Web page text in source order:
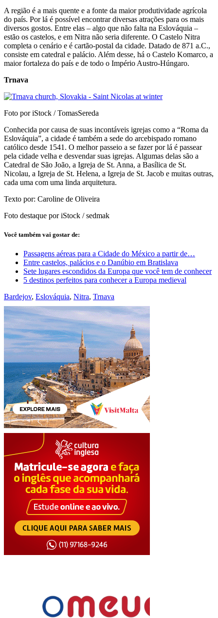
A região é a mais quente e a fonte da maior produtividade agrícola
do país. Por lá é possível encontrar diversas atrações para os mais
diversos gostos. Entre elas – algo que não falta na Eslováquia –
estão os castelos, e em Nitra não seria diferente. O Castelo Nitra
completa o cenário e é cartão-postal da cidade. Datado de 871 a.C.,
consiste em catedral e palácio. Além desse, há o Castelo Komarco, a
maior fortaleza do país e de todo o Império Austro-Húngaro.
Trnava
Foto por iStock / TomasSereda
Conhecida por causa de suas incontáveis igrejas como a “Roma da
Eslováquia”, a cidade é também a sede do arcebispado romano
católico desde 1541. O melhor passeio a se fazer por lá é passear
pela cidade velha e desvendar suas igrejas. Algumas delas são a
Catedral de São João, a Igreja de St. Anna, a Basílica de St.
Nicolau, a Igreja de St. Helena, a Igreja de St. Jacob e muitas outras,
cada uma com uma linda arquitetura.
Texto por: Caroline de Oliveira
Foto destaque por iStock / sedmak
Você também vai gostar de:
Passagens aéreas para a Cidade do México a partir de…
Entre castelos, palácios e o Danúbio em Bratislava
Sete lugares escondidos da Europa que você tem de conhecer
5 destinos perfeitos para conhecer a Europa medieval
Bardejov, Eslováquia, Nitra, Trnava